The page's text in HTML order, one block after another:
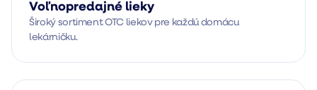
Voľnopredajné lieky
Široký sortiment OTC liekov pre každú domácu
lekárničku.